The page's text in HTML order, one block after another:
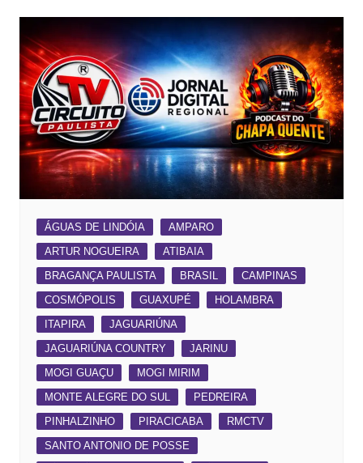
ÁGUAS DE LINDÓIA
AMPARO
ARTUR NOGUEIRA
ATIBAIA
BRAGANÇA PAULISTA
BRASIL
CAMPINAS
COSMÓPOLIS
GUAXUPÉ
HOLAMBRA
ITAPIRA
JAGUARIÚNA
JAGUARIÚNA COUNTRY
JARINU
MOGI GUAÇU
MOGI MIRIM
MONTE ALEGRE DO SUL
PEDREIRA
PINHALZINHO
PIRACICABA
RMCTV
SANTO ANTONIO DE POSSE